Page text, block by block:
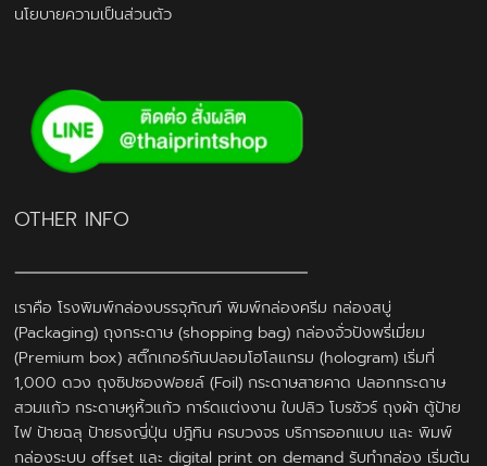
นโยบายความเป็นส่วนตัว
OTHER INFO
เราคือ โรงพิมพ์กล่องบรรจุภัณฑ์ พิมพ์กล่องครีม กล่องสบู่
(Packaging) ถุงกระดาษ (shopping bag) กล่องจั่วปังพรี่เมี่ยม
(Premium box) สติ๊กเกอร์กันปลอมโฮโลแกรม (hologram) เริ่มที่
1,000 ดวง ถุงซิปซองฟอยล์ (Foil) กระดาษสายคาด ปลอกกระดาษ
สวมแก้ว กระดาษหูหิ้วแก้ว การ์ดแต่งงาน ใบปลิว โบรชัวร์ ถุงผ้า ตู้ป้าย
ไฟ ป้ายฉลุ ป้ายธงญี่ปุ่น ปฎิทิน ครบวงจร บริการออกแบบ และ พิมพ์
กล่องระบบ offset และ digital print on demand รับทำกล่อง เริ่มต้น